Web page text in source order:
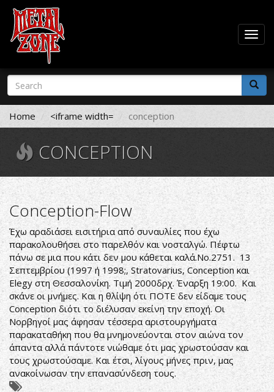
Skip
main
content
Search
form
Search
Home <iframe width= conception
CONCEPTION
Conception-Flow
Έχω αραδιάσει εισιτήρια από συναυλίες που έχω
παρακολουθήσει στο παρελθόν και νοσταλγώ. Πέφτω
πάνω σε μια που κάτι δεν μου κάθεται καλά.Νο.2751. 13
Σεπτεμβρίου (1997 ή 1998;, Stratovarius, Conception και
Elegy στη Θεσσαλονίκη. Τιμή 2000δρχ. Έναρξη 19:00. Και
σκάνε οι μνήμες. Και η θλίψη ότι ΠΟΤΕ δεν είδαμε τους
Conception διότι το διέλυσαν εκείνη την εποχή. Οι
Νορβηγοί μας άφησαν τέσσερα αριστουργήματα
παρακαταθήκη που θα μνημονεύονται στον αιώνα τον
άπαντα αλλά πάντοτε νιώθαμε ότι μας χρωστούσαν και
τους χρωστούσαμε. Και έτσι, λίγους μήνες πριν, μας
ανακοίνωσαν την επανασύνδεση τους.